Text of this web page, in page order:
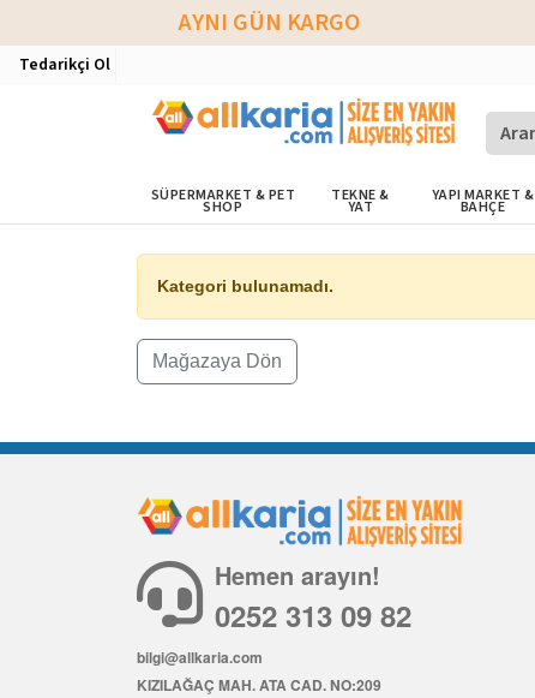
AYNI GÜN KARGO
Tedarikçi Ol
SÜPERMARKET & PET
SHOP
TEKNE &
YAT
YAPI MARKET &
BAHÇE
Kategori bulunamadı.
Mağazaya Dön
Hemen arayın!
0252 313 09 82
bilgi@allkaria.com
KIZILAĞAÇ MAH. ATA CAD. NO:209